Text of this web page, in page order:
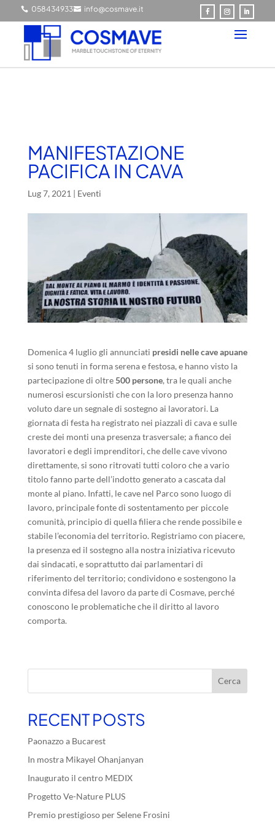
 0584349337 info@cosmave.it
MANIFESTAZIONE
PACIFICA IN CAVA
Lug 7, 2021 | Eventi
Domenica 4 luglio gli annunciati presidi nelle cave apuane
si sono tenuti in forma serena e festosa, e hanno visto la
partecipazione di oltre500 persone, tra le quali anche
numerosi escursionisti che con la loro presenza hanno
voluto dare un segnale di sostegno ai lavoratori. La
giornata di festa ha registrato nei piazzali di cava e sulle
creste dei monti una presenza trasversale; a fianco dei
lavoratori e degli imprenditori, che delle cave vivono
direttamente, si sono ritrovati tutti coloro che a vario
titolo fanno parte dell’indotto generato a cascata dal
monte al piano. Infatti, le cave nel Parco sono luogo di
lavoro, principale fonte di sostentamento per piccole
comunità, principio di quella filiera che rende possibile e
stabile l’economia del territorio. Registriamo con piacere,
la presenza ed il sostegno alla nostra iniziativa ricevuto
dai sindacati, e soprattutto dai parlamentari di
riferimento del territorio; condividono e sostengono la
convinta difesa del lavoro da parte di Cosmave, perché
conoscono le problematiche che il diritto al lavoro
comporta.
Cerca
RECENT POSTS
Paonazzo a Bucarest
In mostra Mikayel Ohanjanyan
Inaugurato il centro MEDIX
Progetto Ve-Nature PLUS
Premio prestigioso per Selene Frosini